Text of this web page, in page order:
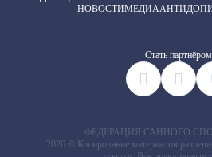
НОВОСТИМЕДИА
Cтать партнёром
ФЕДЕРАЦИЯ САННОГО
2026 © Копирование материалов